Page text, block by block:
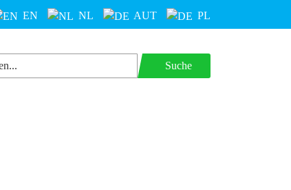
EN NL AUT PL
Suche